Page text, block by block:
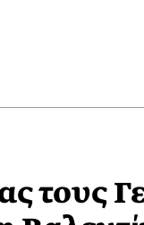
τους